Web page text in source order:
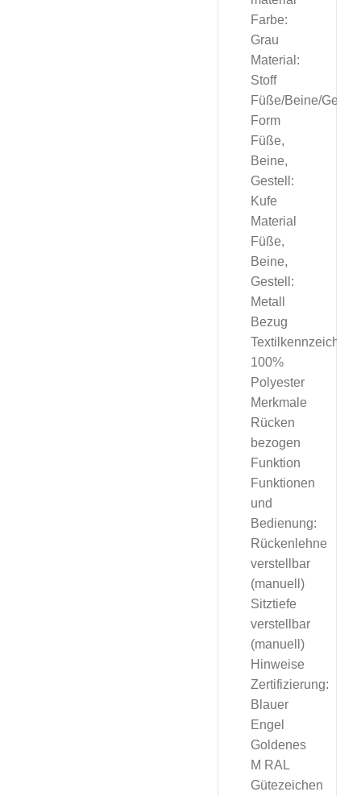
Farbe:
Grau
Material:
Stoff
Füße/Beine/Gestell
Form
Füße,
Beine,
Gestell:
Kufe
Material
Füße,
Beine,
Gestell:
Metall
Bezug
100%
Polyester
Merkmale
Rücken
bezogen
Funktion
Funktionen
und
Bedienung:
Rückenlehne
verstellbar
(manuell)
Sitztiefe
verstellbar
(manuell)
Hinweise
Zertifizierung:
Blauer
Engel
Goldenes
M RAL
Gütezeichen